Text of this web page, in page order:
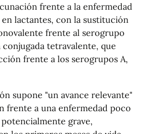
frente a la enfermedad
lactantes, con la sustitución
frente al serogrupo
tetravalente, que
frente a los serogrupos A,
supone "un avance relevante"
frente a una enfermedad poco
grave,